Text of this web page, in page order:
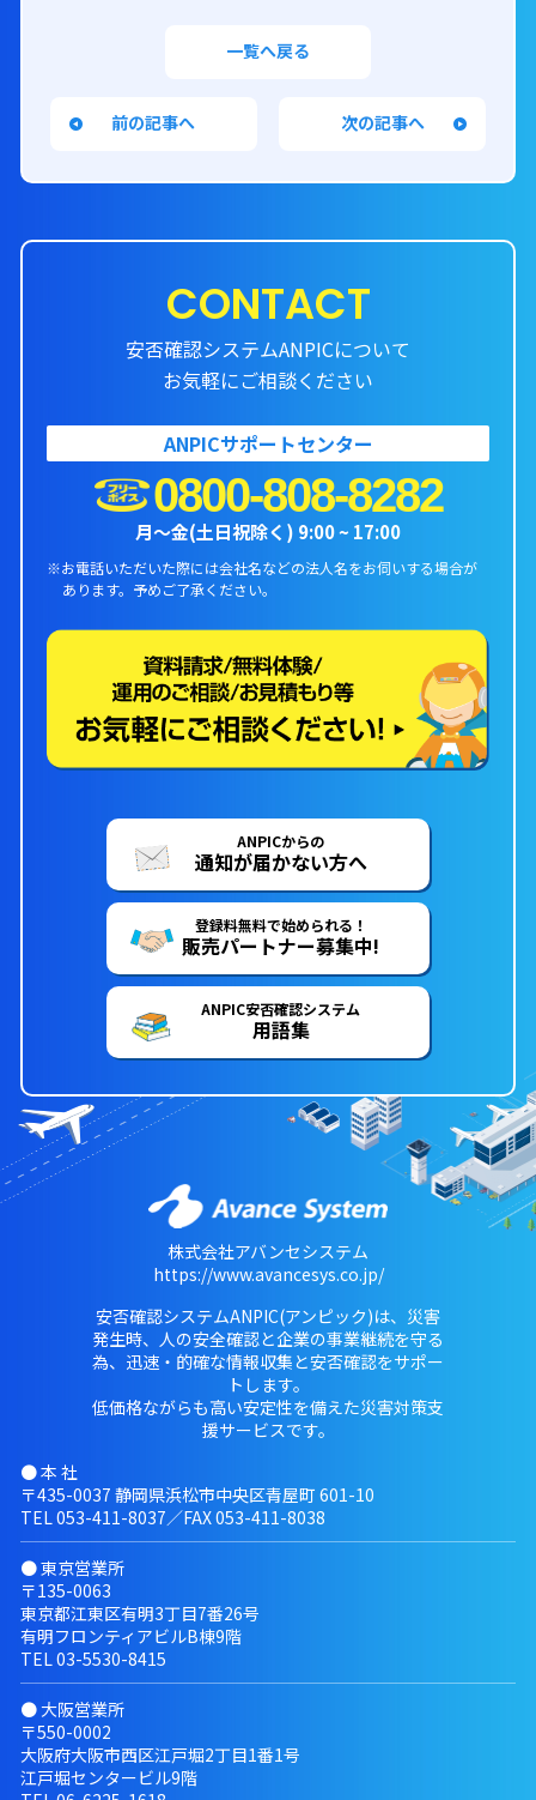
一覧へ戻る
前の記事へ 次の記事へ
CONTACT
安否確認システムANPICについて
お気軽にご相談ください
ANPICサポートセンター
0800-808-8282
月〜金(土日祝除く) 9:00 ~ 17:00
※お電話いただいた際には会社名などの法人名をお伺いする場合が
あります。 予めご了承ください。
ANPICからの
通知が届かない方へ
登録料無料で始められる！
販売パートナー募集中!
ANPIC安否確認システム
用語集
株式会社アバンセシステム
https://www.avancesys.co.jp/
安否確認システムANPIC(アンピック)は、災害
発生時、人の安全確認と企業の事業継続を守る
為、迅速・的確な情報収集と安否確認をサポー
トします。
低価格ながらも高い安定性を備えた災害対策支
援サービスです。
● 本 社
〒435-0037 静岡県浜松市中央区青屋町 601-10
TEL 053-411-8037／FAX 053-411-8038
● 東京営業所
〒135-0063
東京都江東区有明3丁目7番26号
有明フロンティアビルB棟9階
TEL 03-5530-8415
● 大阪営業所
〒550-0002
大阪府大阪市西区江戸堀2丁目1番1号
江戸堀センタービル9階